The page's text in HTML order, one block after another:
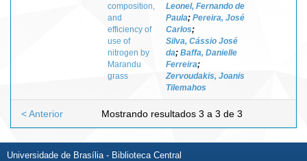
composition,
and
efficiency of
use of
nitrogen by
Marandu
grass
Leonel, Fernando de
Paula; Pereira, José
Carlos;
Silva, Cássio José
da; Baffa, Danielle
Ferreira;
Zervoudakis, Joanis
Tilemahos
Mostrando resultados 3 a 3 de 3
< Anterior
Universidade de Brasília - Biblioteca Central